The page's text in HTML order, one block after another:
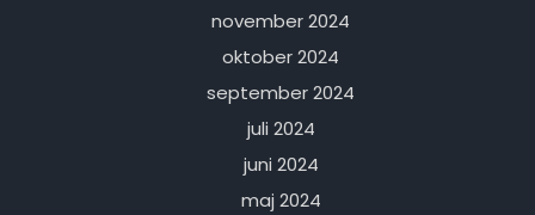
november 2024
oktober 2024
september 2024
juli 2024
juni 2024
maj 2024